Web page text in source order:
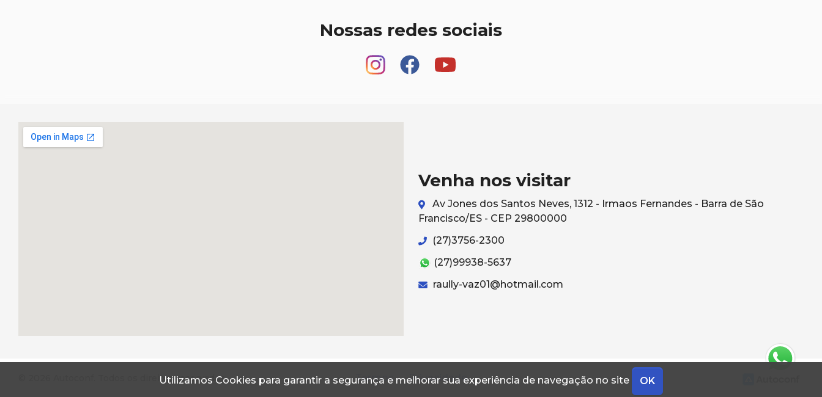
Utilizamos Cookies para garantir a segurança e melhorar sua experiência de navegação no site OK
Nossas redes sociais
Venha nos visitar
Av Jones dos Santos Neves, 1312 - Irmaos Fernandes - Barra de São
Francisco/ES - CEP 29800000
(27)3756-2300
(27)99938-5637
raully-vaz01@hotmail.com
© 2026 Autoconf. Todos os direitos reservados. Termos Privacidade